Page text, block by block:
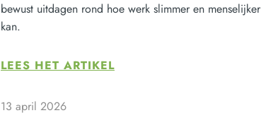
bewust uitdagen rond hoe werk slimmer en menselijker
kan.
LEES HET ARTIKEL
13 april 2026